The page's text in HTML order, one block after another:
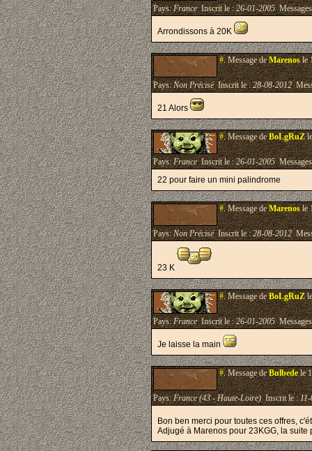
Pays:FranceInscrit le :26-01-2005
Arrondissons à 20K
#.Message deMarenosle
Pays:Non PréciséInscrit le :28-08-2012
21 Alors
#.Message deBoLgRuZ
Pays:FranceInscrit le :26-01-2005
22 pour faire un mini palindrome
#.Message deMarenosle
Pays:Non PréciséInscrit le :28-08-2012
23 K
#.Message deBoLgRuZ
Pays:FranceInscrit le :26-01-2005
Je laisse la main
#.Message deBulbedele
Pays:France (43 - Haute-Loire)Inscrit le :
Bon ben merci pour toutes ces offres,
Adjugé à Marenos pour 23KGG, la suite